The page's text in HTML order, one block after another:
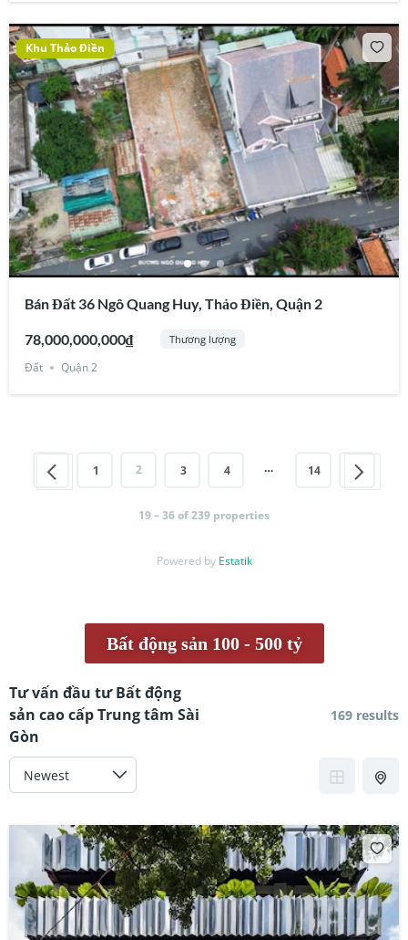
Khu Thảo Điền
Bán Đất 36 Ngô Quang Huy, Thảo Điền, Quận 2
78,000,000,000₫ Thương lượng
Đất Quận 2
1 2 3 4 … 14
19 – 36 of 239 properties
Powered by Estatik
Bất động sản 100 - 500 tỷ
Tư vấn đầu tư Bất động
sản cao cấp Trung tâm Sài
Gòn
169 results